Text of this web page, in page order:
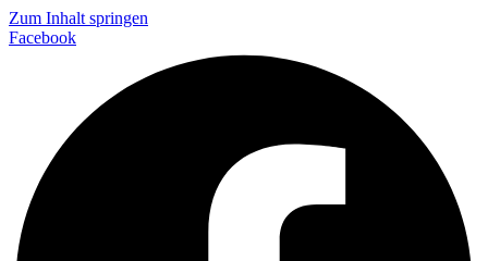
Zum Inhalt springen
Facebook